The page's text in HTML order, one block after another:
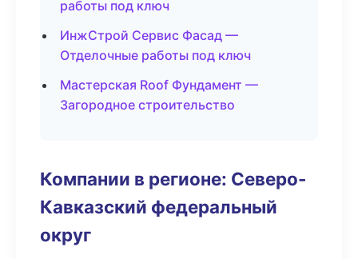
работы под ключ
ИнжСтрой Сервис Фасад —
Отделочные работы под ключ
Мастерская Roof Фундамент —
Загородное строительство
Компании в регионе: Северо-
Кавказский федеральный
округ